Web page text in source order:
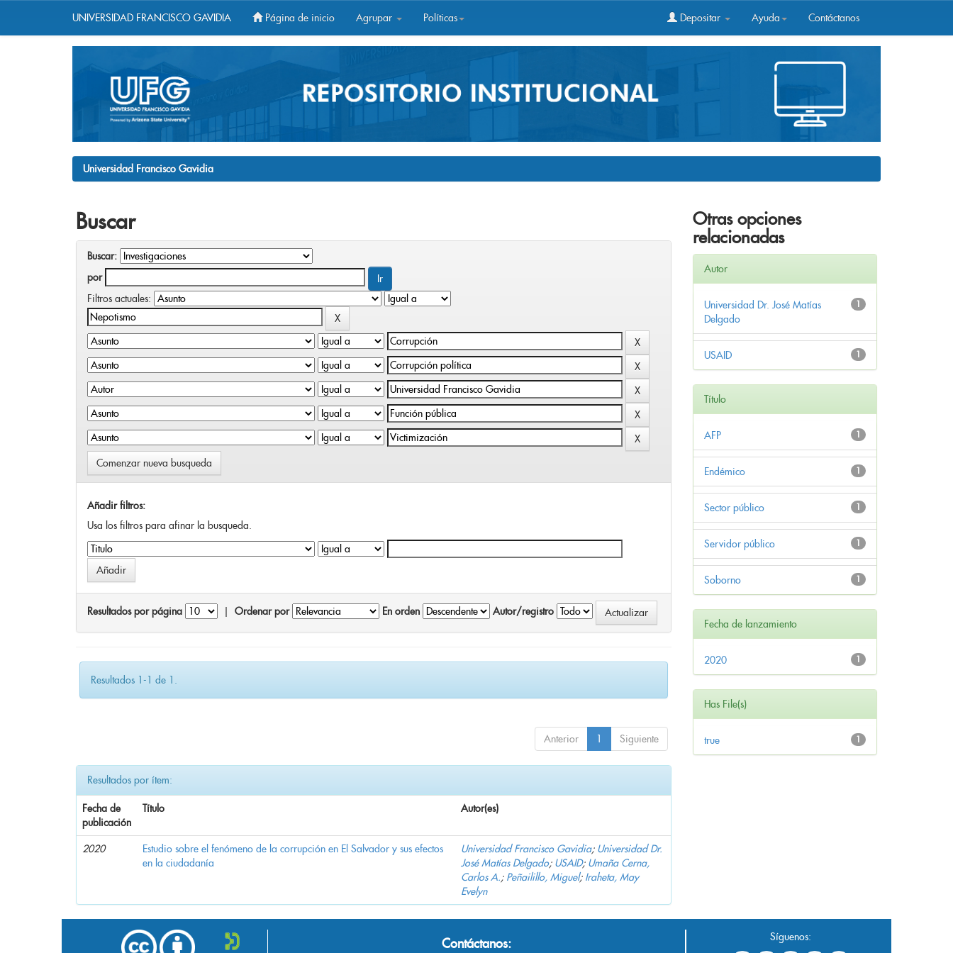
UNIVERSIDAD FRANCISCO GAVIDIA Página de inicio Agrupar Políticas Depositar Ayuda Contáctanos
Universidad Francisco Gavidia
Buscar
Buscar:
por
Filtros actuales:
Comenzar nueva busqueda
Añadir filtros:
Usa los filtros para afinar la busqueda.
Resultados por página Ordenar por En orden Autor/registro
Resultados 1-1 de 1.
Anterior 1 Siguiente
Resultados por ítem:
Fecha de
publicación
Título Autor(es)
2020
Estudio sobre el fenómeno de la corrupción en El Salvador y sus efectos
en la ciudadanía
Universidad Francisco Gavidia; Universidad Dr.
José Matías Delgado; USAID; Umaña Cerna,
Carlos A.; Peñailillo, Miguel; Iraheta, May
Evelyn
Otras opciones
relacionadas
Autor
1
Universidad Dr. José Matías
Delgado
1
USAID
Título
1
AFP
1
Endémico
1
Sector público
1
Servidor público
1
Soborno
Fecha de lanzamiento
1
2020
Has File(s)
1
true
Contáctanos: Síguenos: